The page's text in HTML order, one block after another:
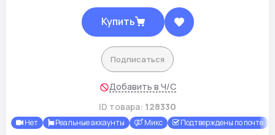
Купить
Подписаться
Добавить в Ч/С
ID товара: 128330
Нет Реальные аккаунты Микс Подтверждены по почте